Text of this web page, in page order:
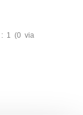
: 1 (0 via